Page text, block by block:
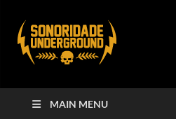
MAIN MENU